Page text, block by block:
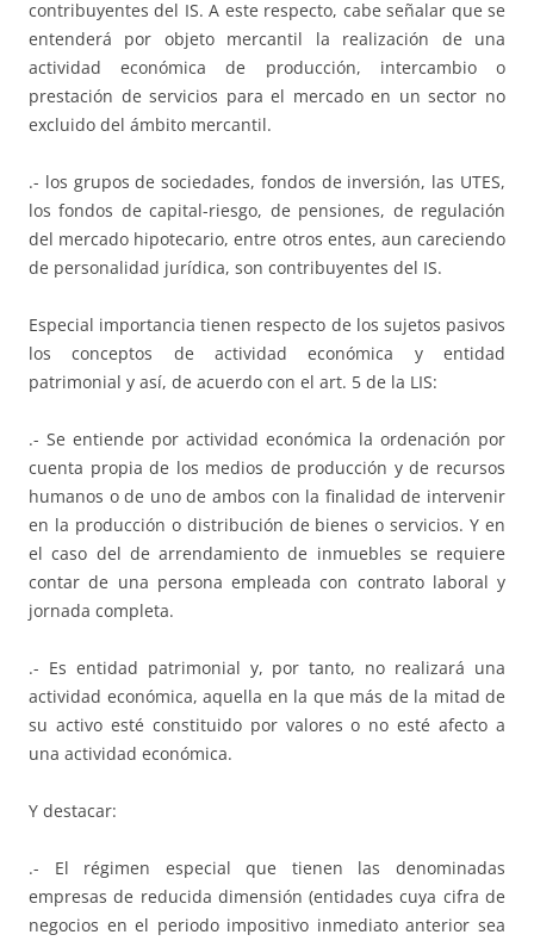
contribuyentes del IS. A este respecto, cabe señalar que se
entenderá por objeto mercantil la realización de una
actividad económica de producción, intercambio o
prestación de servicios para el mercado en un sector no
excluido del ámbito mercantil.
.- los grupos de sociedades, fondos de inversión, las UTES,
los fondos de capital-riesgo, de pensiones, de regulación
del mercado hipotecario, entre otros entes, aun careciendo
de personalidad jurídica, son contribuyentes del IS.
Especial importancia tienen respecto de los sujetos pasivos
los conceptos de actividad económica y entidad
patrimonial y así, de acuerdo con el art. 5 de la LIS:
.- Se entiende por actividad económica la ordenación por
cuenta propia de los medios de producción y de recursos
humanos o de uno de ambos con la finalidad de intervenir
en la producción o distribución de bienes o servicios. Y en
el caso del de arrendamiento de inmuebles se requiere
contar de una persona empleada con contrato laboral y
jornada completa.
.- Es entidad patrimonial y, por tanto, no realizará una
actividad económica, aquella en la que más de la mitad de
su activo esté constituido por valores o no esté afecto a
una actividad económica.
Y destacar:
.- El régimen especial que tienen las denominadas
empresas de reducida dimensión (entidades cuya cifra de
negocios en el periodo impositivo inmediato anterior sea